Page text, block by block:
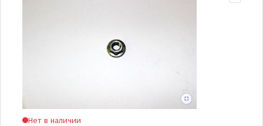
Нет в наличии